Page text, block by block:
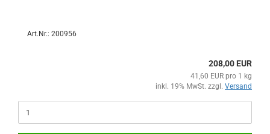
Art.Nr.: 200956
208,00 EUR
41,60 EUR pro 1 kg
inkl. 19% MwSt. zzgl. Versand